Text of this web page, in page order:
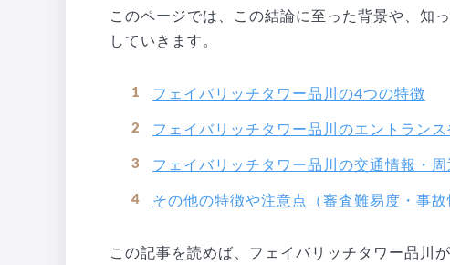
このページでは、この結論に至った背景や、知
していきます。
フェイバリッチタワー品川の4つの特徴
フェイバリッチタワー品川のエントラン
フェイバリッチタワー品川の交通情報・周
その他の特徴や注意点（審査難易度・事故
この記事を読めば、フェイバリッチタワー品川